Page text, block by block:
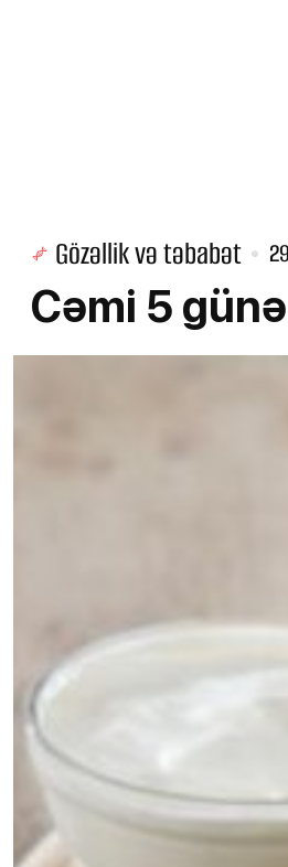
Gözəllik və təbabət
Cəmi 5 günə